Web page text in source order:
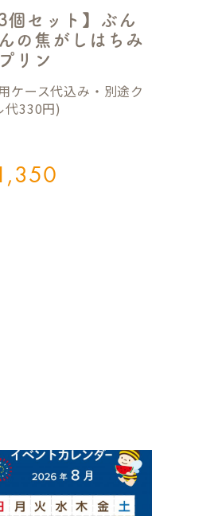
3個セット】ぶん
の焦がしはちみ
リン
ケース代込み・別途ク
代330円)